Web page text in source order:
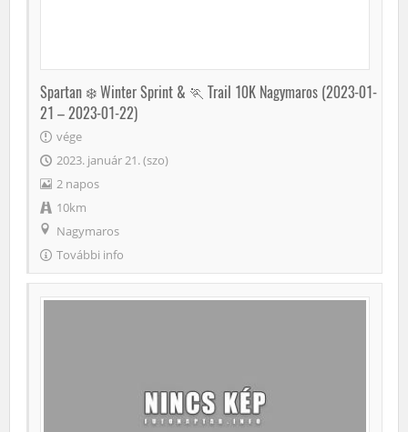
Spartan ❄️ Winter Sprint & 🏃 Trail 10K Nagymaros (2023-01-
21 – 2023-01-22)
vége
2023. január 21. (szo)
2 napos
10km
Nagymaros
További info